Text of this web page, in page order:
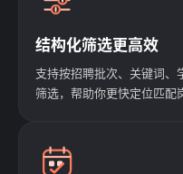
结构化筛选更高效
支持按招聘批次、关键词、
筛选，帮助你更快定位匹配